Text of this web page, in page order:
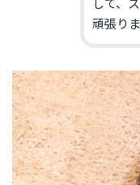
して、
頑張りま